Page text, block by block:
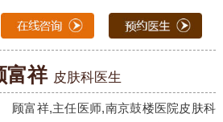
富祥 皮肤科医生
顾富祥,主任医师,南京鼓楼医院皮肤科